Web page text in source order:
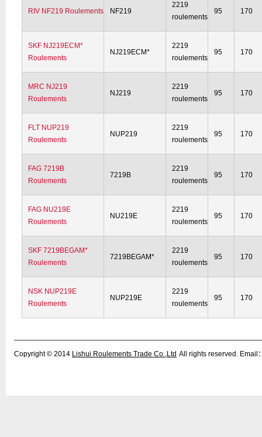
RIV NF219 Roulements NF219
2219
roulements
95 170
SKF NJ219ECM*
Roulements
NJ219ECM*
2219
roulements
95 170
MRC NJ219
Roulements
NJ219
2219
roulements
95 170
FLT NUP219
Roulements
NUP219
2219
roulements
95 170
FAG 7219B
Roulements
7219B
2219
roulements
95 170
FAG NU219E
Roulements
NU219E
2219
roulements
95 170
SKF 7219BEGAM*
Roulements
7219BEGAM*
2219
roulements
95 170
NSK NUP219E
Roulements
NUP219E
2219
roulements
95 170
Copyright © 2014 Lishui Roulements Trade Co.,Ltd All rights reserved. Email